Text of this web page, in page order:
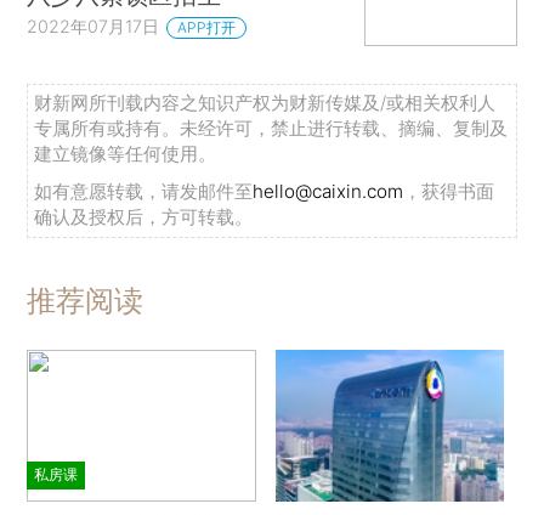
2022年07月17日 APP打开
财新网所刊载内容之知识产权为财新传媒及/或相关权利人
专属所有或持有。未经许可，禁止进行转载、摘编、复制及
建立镜像等任何使用。
如有意愿转载，请发邮件至hello@caixin.com ，获得书面
确认及授权后，方可转载。
推荐阅读
私房课